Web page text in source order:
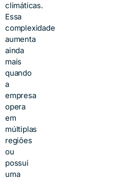
climáticas.
Essa
complexidade
aumenta
ainda
mais
quando
a
empresa
opera
em
múltiplas
regiões
ou
possui
uma